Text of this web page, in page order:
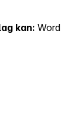
kan: Word